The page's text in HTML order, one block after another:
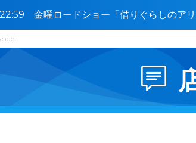
金曜ロードショー「借りぐらしのア